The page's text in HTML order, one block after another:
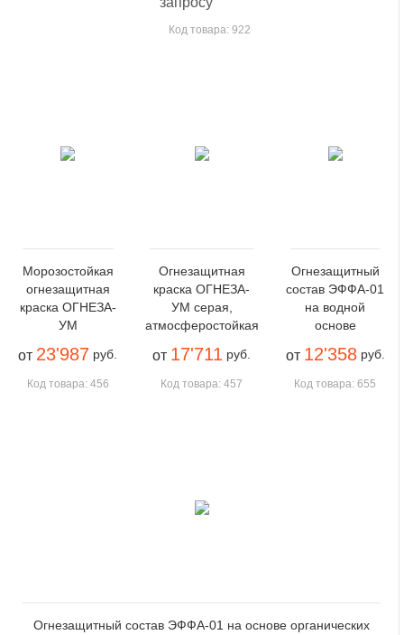
Код товара: 922
Морозостойкая
огнезащитная
краска ОГНЕЗА-
УМ
от 23'987 руб.
Код товара: 456
Огнезащитная
краска ОГНЕЗА-
УМ серая,
атмосферостойкая
от 17'711 руб.
Код товара: 457
Огнезащитный
состав ЭФФА-01
на водной
основе
от 12'358 руб.
Код товара: 655
Огнезащитный состав ЭФФА-01 на основе органических